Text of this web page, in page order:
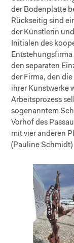
der Bodenplatte
Rückseitig sind
der Künstlerin
Initialen des
Entstehungsfirma
den separaten
der Firma, den
ihrer Kunstwerke
Arbeitsprozess
sogenanntem
Vorhof des
mit vier anderen
(Pauline Schmidt)